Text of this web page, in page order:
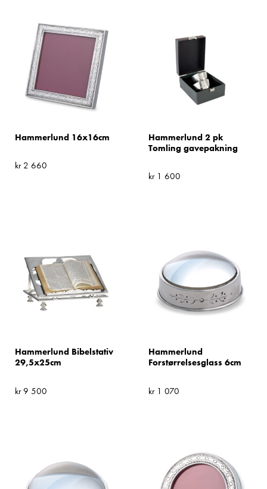
Hammerlund 16x16cm
kr2 660
Hammerlund 2 pk
Tomling gavepakning
kr1 600
Hammerlund Bibelstativ
29,5x25cm
kr9 500
Hammerlund
Forstørrelsesglass 6cm
kr1 070